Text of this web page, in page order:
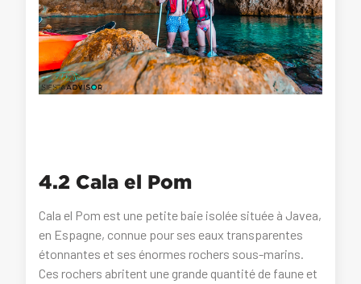
4.2 Cala el Pom
Cala el Pom est une petite baie isolée située à Javea,
en Espagne, connue pour ses eaux transparentes
étonnantes et ses énormes rochers sous-marins.
Ces rochers abritent une grande quantité de faune et